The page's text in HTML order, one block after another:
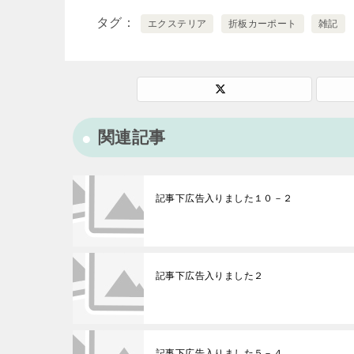
タグ エクステリア 折板カーポート 雑記
関連記事
記事下広告入りました１０－２
記事下広告入りました２